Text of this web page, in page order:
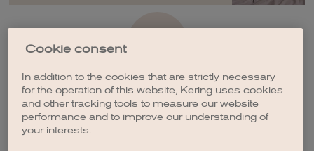
Cookie consent
In addition to the cookies that are strictly necessary
for the operation of this website, Kering uses cookies
and other tracking tools to measure our website
performance and to improve our understanding of
your interests.